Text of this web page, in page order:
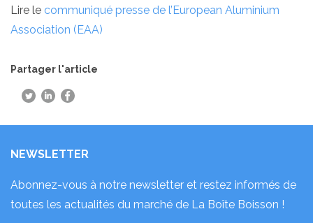
Lire le communiqué presse de l’European Aluminium
Association (EAA)
Partager l'article
NEWSLETTER
Abonnez-vous à notre newsletter et restez informés de
toutes les actualités du marché de La Boîte Boisson !